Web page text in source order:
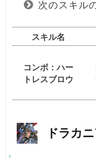
次のスキル
スキル名
コンボ：ハー
トレスブロウ
ドラカ